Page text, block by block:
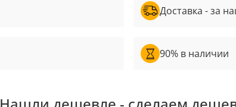
Доставка - за
90% в наличии